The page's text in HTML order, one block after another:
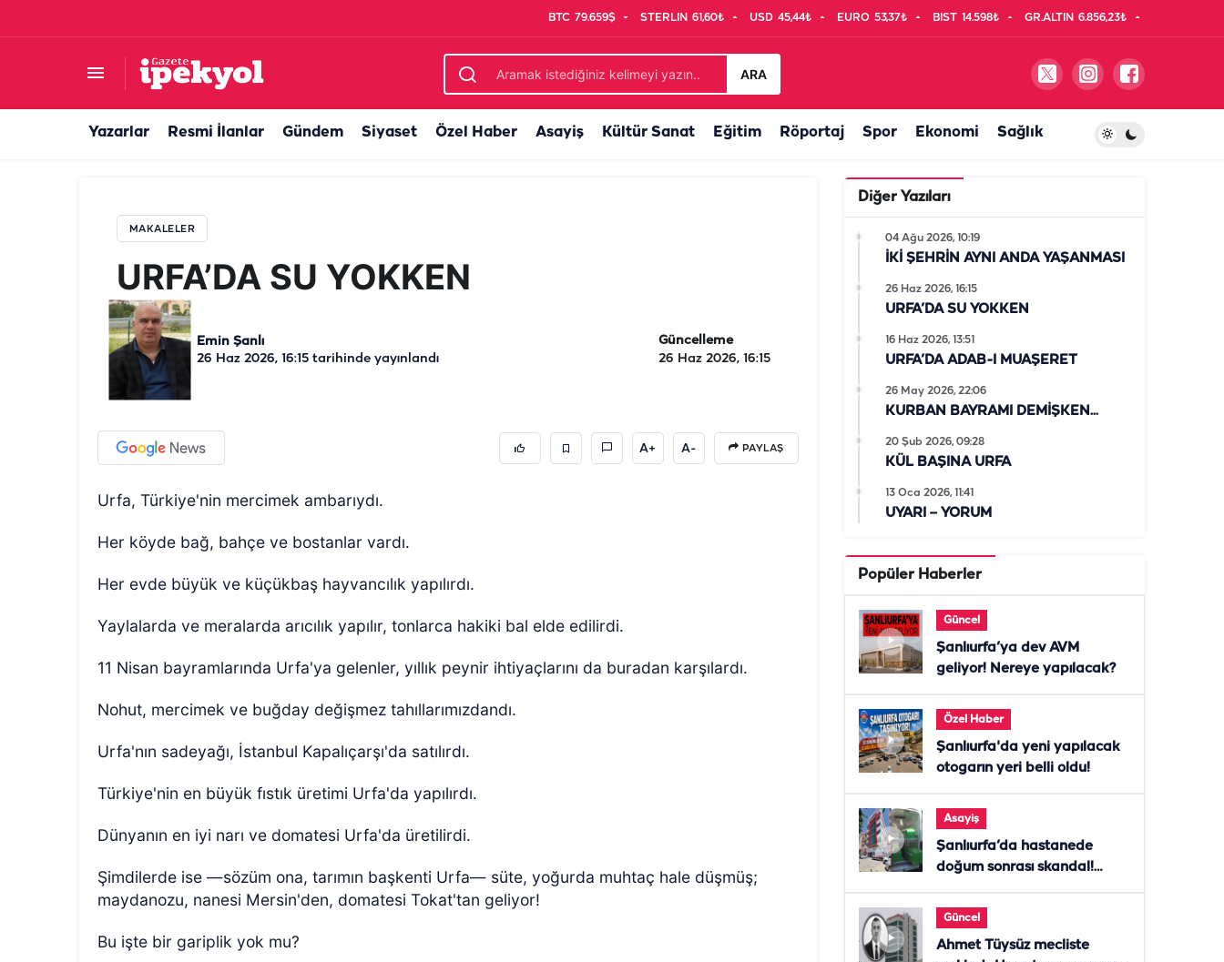
BTC 79.659$ STERLIN 61,60₺ USD 45,44₺ EURO 53,37₺ BIST 14.598₺ GR.ALTIN 6.856,23₺
ARA
Yazarlar Resmi İlanlar Gündem Siyaset Özel Haber Asayiş Kültür Sanat Eğitim Röportaj Spor Ekonomi Sağlık
MAKALELER
URFA’DA SU YOKKEN
Emin Şanlı
26 Haz 2026, 16:15 tarihinde yayınlandı
Güncelleme
26 Haz 2026, 16:15
A+ A- PAYLAŞ
​Urfa, Türkiye'nin mercimek ambarıydı.
​Her köyde bağ, bahçe ve bostanlar vardı.
​Her evde büyük ve küçükbaş hayvancılık yapılırdı.
​Yaylalarda ve meralarda arıcılık yapılır, tonlarca hakiki bal elde edilirdi.
​11 Nisan bayramlarında Urfa'ya gelenler, yıllık peynir ihtiyaçlarını da buradan karşılardı.
​Nohut, mercimek ve buğday değişmez tahıllarımızdandı.
​Urfa'nın sadeyağı, İstanbul Kapalıçarşı'da satılırdı.
​Türkiye'nin en büyük fıstık üretimi Urfa'da yapılırdı.
​Dünyanın en iyi narı ve domatesi Urfa'da üretilirdi.
​Şimdilerde ise —sözüm ona, tarımın başkenti Urfa— süte, yoğurda muhtaç hale düşmüş;
maydanozu, nanesi Mersin'den, domatesi Tokat'tan geliyor!
​Bu işte bir gariplik yok mu?
Diğer Yazıları
İKİ ŞEHRİN AYNI ANDA YAŞANMASI
04 Ağu 2026, 10:19
URFA’DA SU YOKKEN
26 Haz 2026, 16:15
URFA’DA ADAB-I MUAŞERET
16 Haz 2026, 13:51
KURBAN BAYRAMI DEMİŞKEN...
26 May 2026, 22:06
KÜL BAŞINA URFA
20 Şub 2026, 09:28
UYARI – YORUM
13 Oca 2026, 11:41
Popüler Haberler
Güncel
Şanlıurfa’ya dev AVM
geliyor! Nereye yapılacak?
Özel Haber
Şanlıurfa'da yeni yapılacak
otogarın yeri belli oldu!
Asayiş
Şanlıurfa’da hastanede
doğum sonrası skandal!
Güncel
Ahmet Tüysüz mecliste